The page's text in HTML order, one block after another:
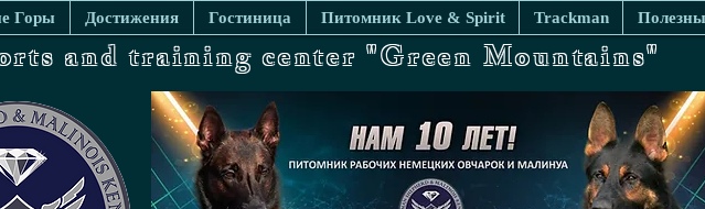
Горы Достижения Гостиница Питомник Love & Spirit Trackman
and training center "Green Mountains"